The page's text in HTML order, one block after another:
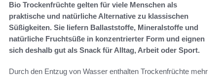
Bio Trockenfrüchte gelten für viele Menschen als
praktische und natürliche Alternative zu klassischen
Süßigkeiten. Sie liefern Ballaststoffe, Mineralstoffe und
natürliche Fruchtsüße in konzentrierter Form und eignen
sich deshalb gut als Snack für Alltag, Arbeit oder Sport.
Durch den Entzug von Wasser enthalten Trockenfrüchte mehr